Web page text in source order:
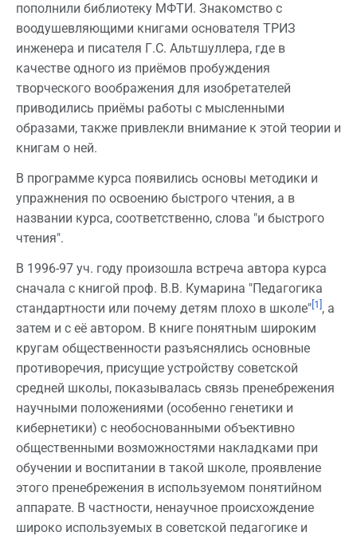
пополнили библиотеку МФТИ. Знакомство с
воодушевляющими книгами основателя ТРИЗ
инженера и писателя Г.С. Альтшуллера, где в
качестве одного из приёмов пробуждения
творческого воображения для изобретателей
приводились приёмы работы с мысленными
образами, также привлекли внимание к этой теории и
книгам о ней.
В программе курса появились основы методики и
упражнения по освоению быстрого чтения, а в
названии курса, соответственно, слова "и быстрого
чтения".
В 1996-97 уч. году произошла встреча автора курса
сначала с книгой проф. В.В. Кумарина "Педагогика
стандартности или почему детям плохо в школе"[1], а
затем и с её автором. В книге понятным широким
кругам общественности разъяснялись основные
противоречия, присущие устройству советской
средней школы, показывалась связь пренебрежения
научными положениями (особенно генетики и
кибернетики) с необоснованными объективно
общественными возможностями накладками при
обучении и воспитании в такой школе, проявление
этого пренебрежения в используемом понятийном
аппарате. В частности, ненаучное происхождение
широко используемых в советской педагогике и